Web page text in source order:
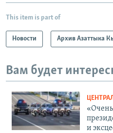
This item is part of
Новости Архив Азаттыка
Вам будет
и